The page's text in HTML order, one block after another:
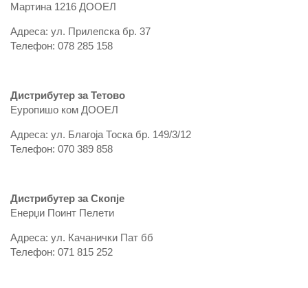
Мартина 1216 ДООЕЛ
Адреса: ул. Прилепска бр. 37
Телефон: 078 285 158
Дистрибутер за Тетово
Еуропишо ком ДООЕЛ
Адреса: ул. Благоја Тоска бр. 149/3/12
Телефон: ‎070 389 858
Дистрибутер за Скопје
Енерџи Поинт Пелети
Адреса: ул. Качанички Пат бб
Телефон: ‎071 815 252